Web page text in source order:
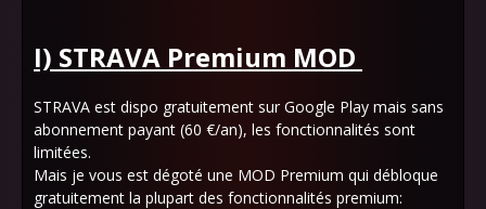
I) STRAVA Premium MOD
STRAVA est dispo gratuitement sur Google Play mais sans
abonnement payant (60 €/an), les fonctionnalités sont
limitées.
Mais je vous est dégoté une MOD Premium qui débloque
gratuitement la plupart des fonctionnalités premium: